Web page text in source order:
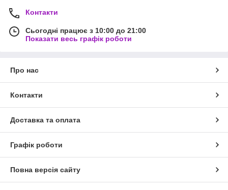
Переглянути всі варіанти можна в
Контакти
Сьогодні працює з 10:00 до 21:00
Показати весь графік роботи
Про нас
Контакти
Доставка та оплата
Графік роботи
Повна версія сайту